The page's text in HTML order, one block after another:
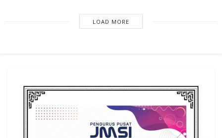
LOAD MORE